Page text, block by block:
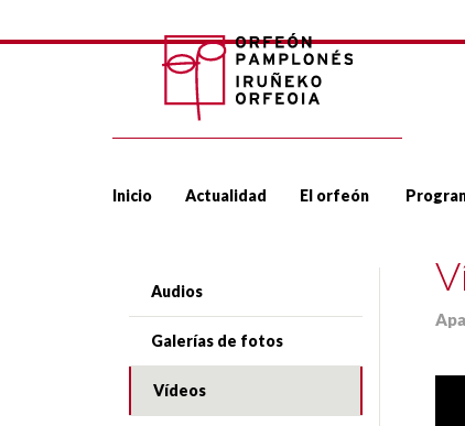
Inicio Actualidad El orfeón
Audios
Galerías de fotos
Vídeos